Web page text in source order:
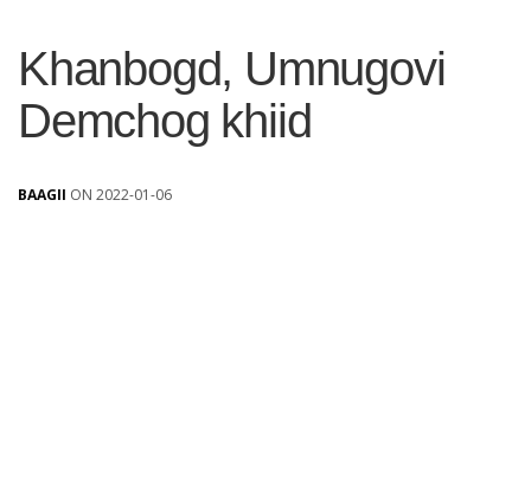
Khanbogd, Umnugovi
Demchog khiid
BAAGII ON 2022-01-06